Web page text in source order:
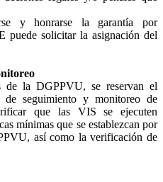
y honrarse la garantía por
puede solicitar la asignación del
la DGPPVU, se reservan el
de seguimiento y monitoreo de
que las VIS se ejecuten
mínimas que se establezcan por
así como la verificación de